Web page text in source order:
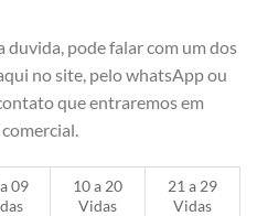
duvida, pode falar com um dos
no site, pelo whatsApp ou
que entraremos em
09
10 a 20
Vidas
21 a 29
Vidas